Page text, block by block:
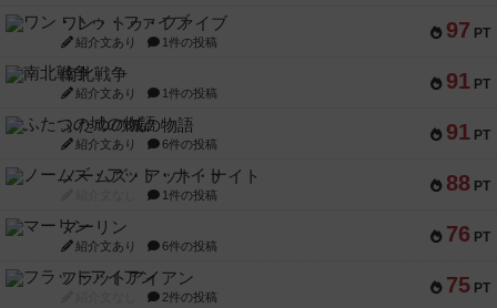
97 PT
ワン・トゥ・ファイブ
紹介文あり 1件の投稿
91 PT
南北戦争
紹介文あり 1件の投稿
91 PT
ふたつの城の物語
紹介文あり 6件の投稿
88 PT
ノームズ・アット・ナイト
1件の投稿
76 PT
マーリン
紹介文あり 6件の投稿
75 PT
フラットアイアン
2件の投稿